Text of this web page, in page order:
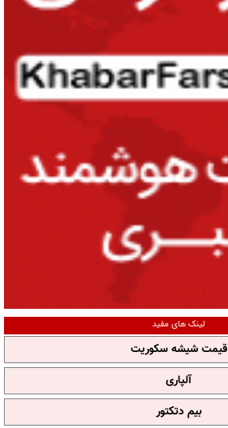
لینک های مفید
قیمت شیشه سکوریت
آلپاری
بیم دتکتور